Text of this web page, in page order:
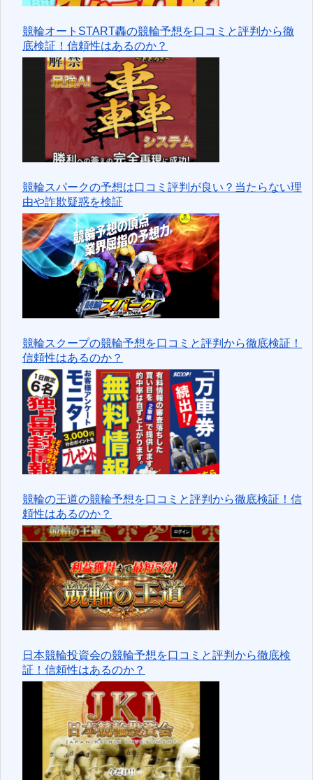
競輪オートSTART轟の競輪予想を口コミと評判から徹
底検証！信頼性はあるのか？
競輪スパークの予想は口コミ評判が良い？当たらない理
由や詐欺疑惑を検証
競輪スクープの競輪予想を口コミと評判から徹底検証！
信頼性はあるのか？
競輪の王道の競輪予想を口コミと評判から徹底検証！信
頼性はあるのか？
日本競輪投資会の競輪予想を口コミと評判から徹底検
証！信頼性はあるのか？